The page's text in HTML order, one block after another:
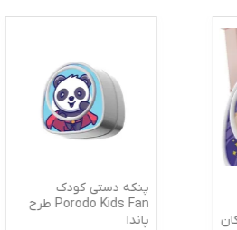
پنکه دستی کودک
Porodo Kids Fan طرح